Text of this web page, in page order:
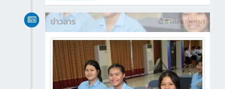
6 เดือน ที่ผ่านมา
ข่าวสาร